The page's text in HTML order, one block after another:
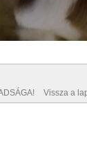
Vissza a